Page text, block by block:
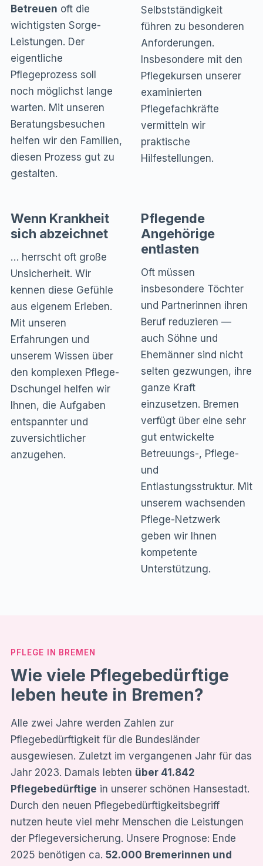
Betreuen oft die
wichtigsten Sorge-
Leistungen. Der
eigentliche
Pflegeprozess soll
noch möglichst lange
warten. Mit unseren
Beratungsbesuchen
helfen wir den Familien,
diesen Prozess gut zu
gestalten.
Selbstständigkeit
führen zu besonderen
Anforderungen.
Insbesondere mit den
Pflegekursen unserer
examinierten
Pflegefachkräfte
vermitteln wir
praktische
Hilfestellungen.
Wenn Krankheit
sich abzeichnet
… herrscht oft große
Unsicherheit. Wir
kennen diese Gefühle
aus eigenem Erleben.
Mit unseren
Erfahrungen und
unserem Wissen über
den komplexen Pflege-
Dschungel helfen wir
Ihnen, die Aufgaben
entspannter und
zuversichtlicher
anzugehen.
Pflegende
Angehörige
entlasten
Oft müssen
insbesondere Töchter
und Partnerinnen ihren
Beruf reduzieren —
auch Söhne und
Ehemänner sind nicht
selten gezwungen, ihre
ganze Kraft
einzusetzen. Bremen
verfügt über eine sehr
gut entwickelte
Betreuungs-, Pflege-
und
Entlastungsstruktur. Mit
unserem wachsenden
Pflege-Netzwerk
geben wir Ihnen
kompetente
Unterstützung.
PFLEGE IN BREMEN
Wie viele Pflegebedürftige
leben heute in Bremen?
Alle zwei Jahre werden Zahlen zur
Pflegebedürftigkeit für die Bundesländer
ausgewiesen. Zuletzt im vergangenen Jahr für das
Jahr 2023. Damals lebten über 41.842
Pflegebedürftige in unserer schönen Hansestadt.
Durch den neuen Pflegebedürftigkeitsbegriff
nutzen heute viel mehr Menschen die Leistungen
der Pflegeversicherung. Unsere Prognose: Ende
2025 benötigen ca. 52.000 Bremerinnen und